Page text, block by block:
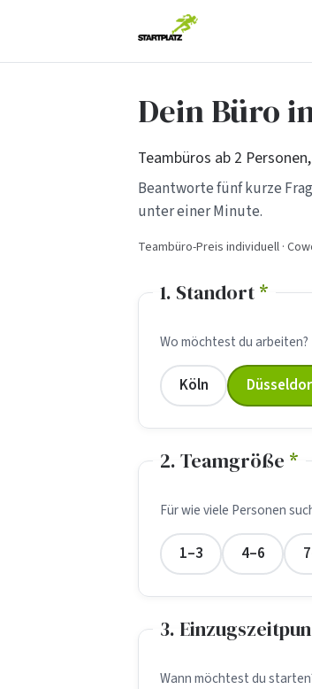
Dein Büro
Teambüros ab 2
Beantworte fünf kurze
unter einer Minute.
Teambüro-Preis individuell ·
1. Standort *
Wo möchtest du arbeiten?
Köln
2. Teamgröße *
Für wie viele Personen
1–3 4–6
3.
Wann möchtest du